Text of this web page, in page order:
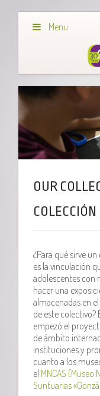
Menu
OUR
¿Para qué sirve
es la vinculación
adolescentes con
hacer una
almacenadas en
de este colectivo?
empezó el
de ámbito
instituciones y
cuanto a los
el MNCAS (Museo
Suntuarias